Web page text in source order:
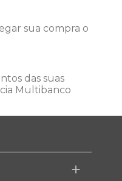
sua compra o
das suas
Multibanco